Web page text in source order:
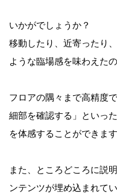
いかがでしょうか？
移動したり、近寄ったり
ような臨場感を味わえた
フロアの隅々まで高精度
細部を確認する」といっ
を体感することができます
また、ところどころに説
ンテンツが埋め込まれて